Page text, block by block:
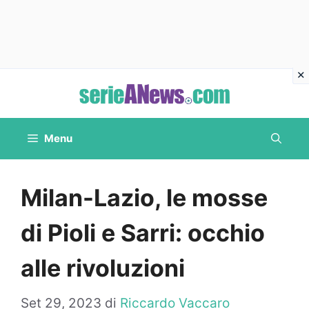
contenuto
Menu
Milan-Lazio, le mosse
di Pioli e Sarri: occhio
alle rivoluzioni
Set 29, 2023 di Riccardo Vaccaro